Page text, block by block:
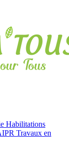
Habilitations
Travaux en